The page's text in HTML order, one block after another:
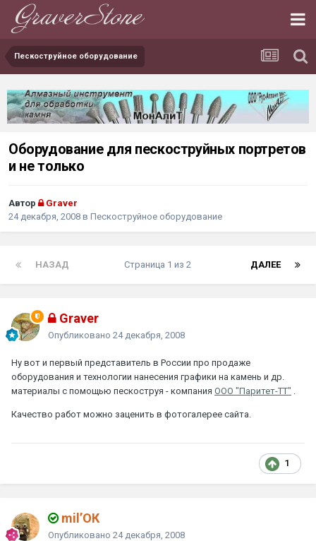
Пескоструйное оборудование
Оборудование для пескоструйных портретов
и не только
Автор
Graver
24 декабря, 2008 в Пескоструйное оборудование
НАЗАД ДАЛЕЕ
Страница 1 из 2
Graver
Опубликовано 24 декабря, 2008
Ну вот и первый представитель в России про продаже
оборудования и технологии нанесения графики на камень и др.
материалы с помощью пескоструя - компания ООО "Паритет-ТТ"
Качество работ можно заценить в фотогалерее сайта.
1
mil’ОК
Опубликовано 24 декабря, 2008